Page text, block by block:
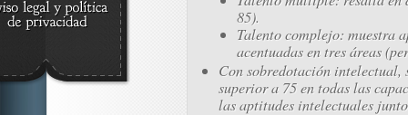
85).
Talento complejo: muestra
acentuadas en tres áreas
Con sobredotación intelectual,
superior a 75 en todas las
las aptitudes intelectuales